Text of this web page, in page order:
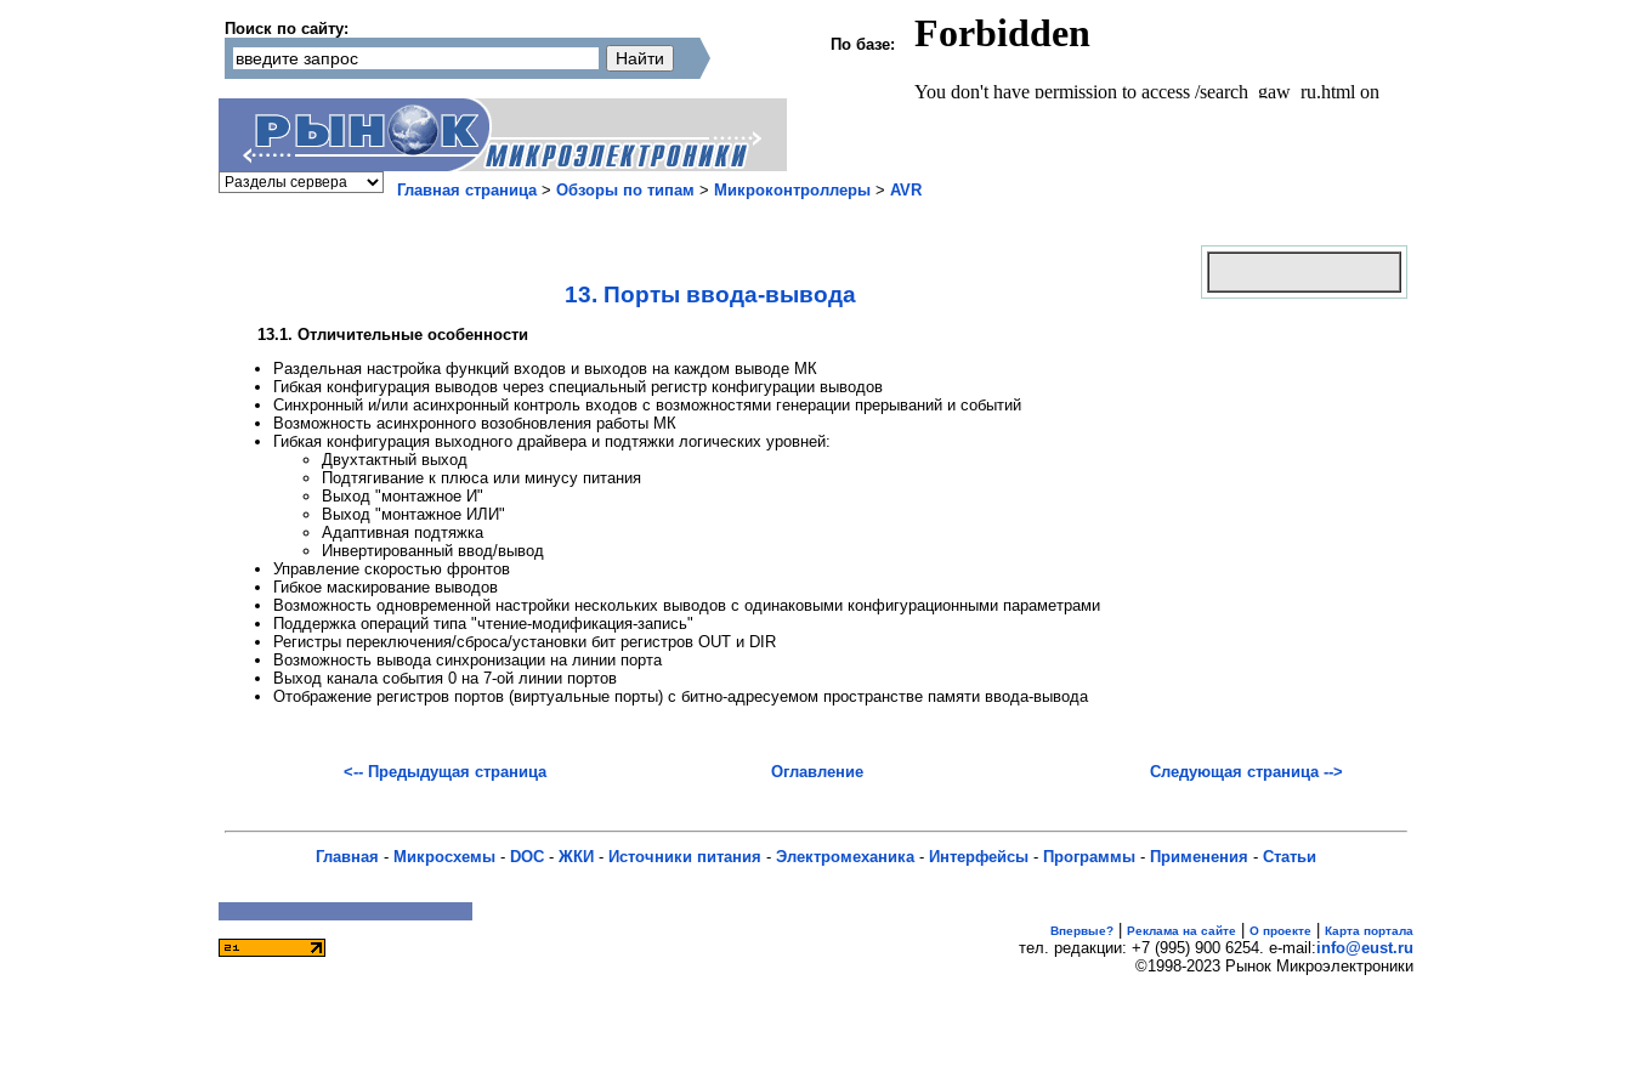
Поиск по сайту:
По базе:
Главная страница> Обзоры по типам > Микроконтроллеры > AVR
13. Порты ввода-вывода
13.1. Отличительные особенности
Раздельная настройка функций входов и выходов на каждом выводе МК
Гибкая конфигурация выводов через специальный регистр конфигурации выводов
Синхронный и/или асинхронный контроль входов с возможностями генерации прерываний и событий
Возможность асинхронного возобновления работы МК
Гибкая конфигурация выходного драйвера и подтяжки логических уровней:
Двухтактный выход
Подтягивание к плюса или минусу питания
Выход "монтажное И"
Выход "монтажное ИЛИ"
Адаптивная подтяжка
Инвертированный ввод/вывод
Управление скоростью фронтов
Гибкое маскирование выводов
Возможность одновременной настройки нескольких выводов с одинаковыми конфигурационными параметрами
Поддержка операций типа "чтение-модификация-запись"
Регистры переключения/сброса/установки бит регистров OUT и DIR
Возможность вывода синхронизации на линии порта
Выход канала события 0 на 7-ой линии портов
Отображение регистров портов (виртуальные порты) с битно-адресуемом пространстве памяти ввода-вывода
<-- Предыдущая страница Оглавление Следующая страница -->
Главная - Микросхемы - DOC - ЖКИ - Источники питания - Электромеханика - Интерфейсы - Программы - Применения - Статьи
Впервые? Реклама на сайте О проекте Карта портала
тел. редакции: +7 (995) 900 6254. e-mail:info@eust.ru
©1998-2023 Рынок Микроэлектроники